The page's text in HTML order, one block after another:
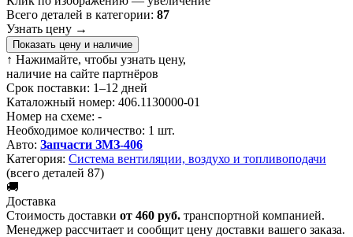
Всего деталей в категории: 87
Узнать цену →
Показать цену и наличие
↑ Нажимайте, чтобы узнать цену,
наличие на сайте партнёров
Срок поставки: 1–12 дней
Каталожный номер: 406.1130000-01
Номер на схеме: -
Необходимое количество: 1 шт.
Авто: Запчасти ЗМЗ-406
Категория: Система вентиляции, воздухо и топливоподачи
(всего деталей 87)
🚚
Доставка
Стоимость доставки от 460 руб. транспортной компанией.
Менеджер рассчитает и сообщит цену доставки вашего заказа.